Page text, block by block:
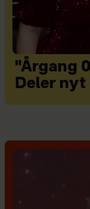
"Årgang
Deler